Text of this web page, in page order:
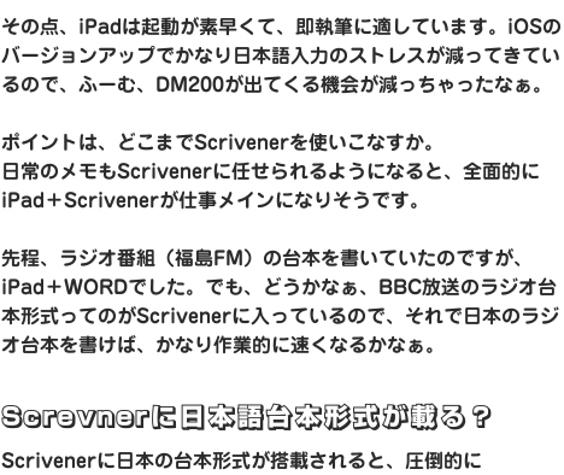
その点、iPadは起動が素早くて、即執筆に適しています。iOSの
バージョンアップでかなり日本語入力のストレスが減ってきてい
るので、ふーむ、DM200が出てくる機会が減っちゃったなぁ。
ポイントは、どこまでScrivenerを使いこなすか。
日常のメモもScrivenerに任せられるようになると、全面的に
iPad＋Scrivenerが仕事メインになりそうです。
先程、ラジオ番組（福島FM）の台本を書いていたのですが、
iPad＋WORDでした。でも、どうかなぁ、BBC放送のラジオ台
本形式ってのがScrivenerに入っているので、それで日本のラジ
オ台本を書けば、かなり作業的に速くなるかなぁ。
Screvnerに日本語台本形式が載る？
Scrivenerに日本の台本形式が搭載されると、圧倒的に